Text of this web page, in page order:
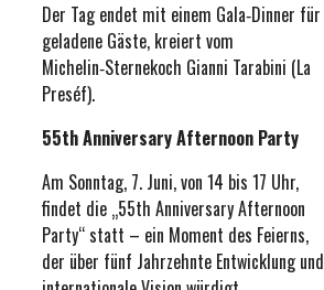
Der Tag endet mit einem Gala‑Dinner für
geladene Gäste, kreiert vom
Michelin‑Sternekoch Gianni Tarabini (La
Preséf).
55th Anniversary Afternoon Party
Am Sonntag, 7. Juni, von 14 bis 17 Uhr,
findet die „55th Anniversary Afternoon
Party“ statt – ein Moment des Feierns,
der über fünf Jahrzehnte Entwicklung und